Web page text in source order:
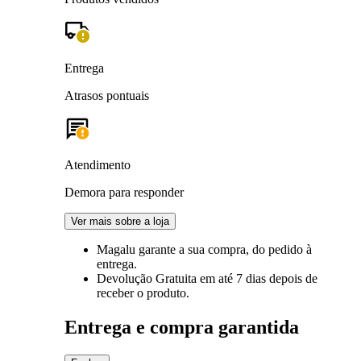
Entrega
Atrasos pontuais
Atendimento
Demora para responder
Ver mais sobre a loja
Magalu garante a sua compra, do pedido à
entrega.
Devolução Gratuita em até 7 dias depois de
receber o produto.
Entrega e compra garantida